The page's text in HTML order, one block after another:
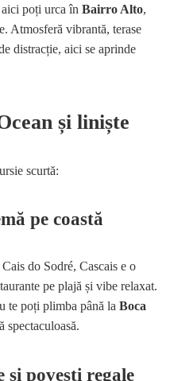
poți urca în Bairro Alto,
Atmosferă vibrantă, terase
distracție, aici se aprinde
și liniște
scurtă:
pe coastă
do Sodré, Cascais e o
pe plajă și vibe relaxat.
te poți plimba până la Boca
spectaculoasă.
și povești regale